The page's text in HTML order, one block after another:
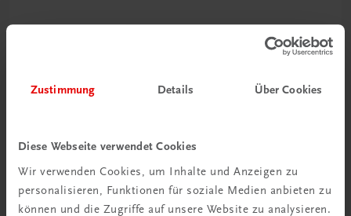
Zustimmung Details Über Cookies
Diese Webseite verwendet Cookies
Wir verwenden Cookies, um Inhalte und Anzeigen zu
personalisieren, Funktionen für soziale Medien anbieten zu
können und die Zugriffe auf unsere Website zu analysieren.
Mehr dazu